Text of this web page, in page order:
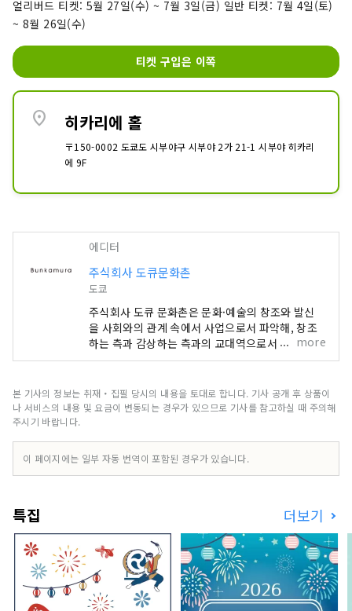
얼리버드 티켓: 5월 27일(수) ~ 7월 3일(금) 일반 티켓: 7월 4일(토)
~ 8월 26일(수)
티켓 구입은 이쪽
location_on 히카리에 홀
〒150-0002 도쿄도 시부야구 시부야 2가 21-1 시부야 히카리
에 9F
에디터
주식회사 도큐문화촌
도쿄
주식회사 도큐 문화촌은 문화·예술의 창조와 발신
을 사회와의 관계 속에서 사업으로서 파악해, 창조
하는 측과 감상하는 측과의 교대역으로서 문화·예
술을 지지해, 라이브(생)의 감동을 전하는 것, 모든
목표로 하고 있습니다. 고객의 만족과 감동을 위해,
“상질의 기획”, “양호한 환경의 창조”, “품질의 높
이 추구해 가겠습니다. 또, 당사는 도쿄 시부야에 있
는 Bunkamura, 도큐 시어터 오브, 세루리안 타워
노가쿠도의 운영을 실시하고 있습니다. 어느 문화
폭넓게 문화·예술에 접해 주시는 일조로서, 공통의
테마를 장르나 시설을 넘어 소개하는 등의 대처도
실시하고 있습니다.
more
본 기사의 정보는 취재・집필 당시의 내용을 토대로 합니다. 기사 공개 후 상품이
나 서비스의 내용 및 요금이 변동되는 경우가 있으므로 기사를 참고하실 때 주의해
주시기 바랍니다.
이 페이지에는 일부 자동 번역이 포함된 경우가 있습니다.
특집 더보기